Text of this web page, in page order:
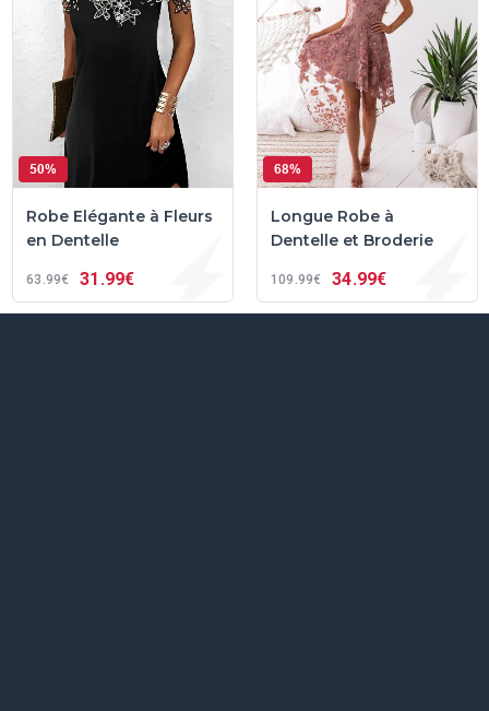
50%
Robe Elégante à Fleurs
en Dentelle
63 99€ 31 99€
68%
Longue Robe à
Dentelle et Broderie
109 99€ 34 99€